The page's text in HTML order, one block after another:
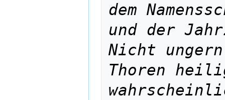
dem
und der
Nicht
Thoren